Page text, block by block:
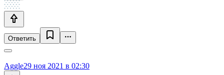
Ответить
Aggle29 ноя 2021 в 02:30